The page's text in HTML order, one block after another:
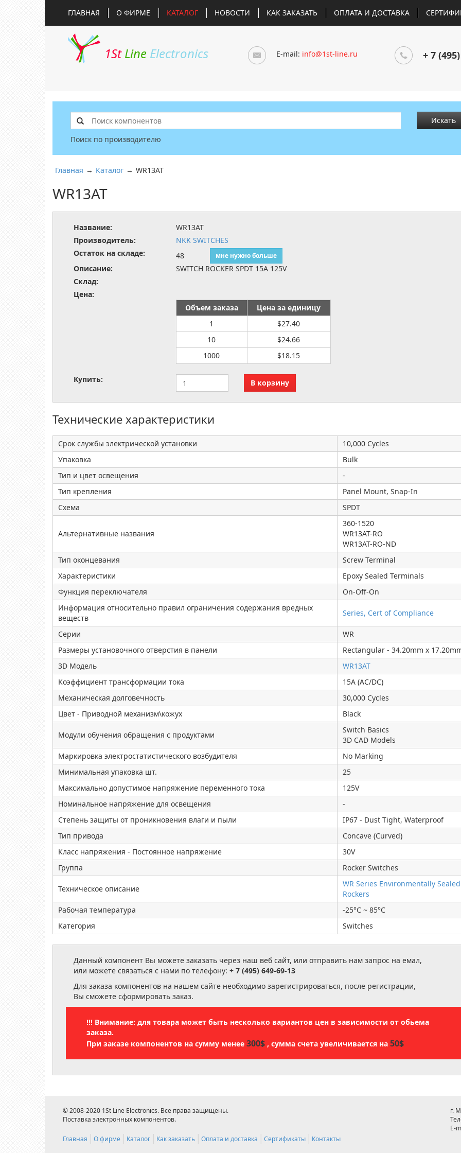
ГЛАВНАЯ О ФИРМЕ КАТАЛОГ НОВОСТИ КАК ЗАКАЗАТЬ ОПЛАТА И ДОСТАВКА
1St Line Electronics E-mail: info@1st-line.ru + 7
Искать
Поиск по производителю
Главная → Каталог → WR13AT
WR13AT
Название:
WR13AT
Производитель:
NKK SWITCHES
Остаток на складе:
48 мне нужно больше
Описание:
SWITCH ROCKER SPDT 15A 125V
Склад:
Цена:
Объем заказа
Цена за единицу
1
$27.40
10
$24.66
1000
$18.15
Купить:
Технические характеристики
Срок службы электрической установки
10,000 Cycles
Упаковка
Bulk
Тип и цвет освещения
-
Тип крепления
Panel Mount, Snap-In
Схема
SPDT
Альтернативные названия
360-1520
WR13AT-RO
WR13AT-RO-ND
Тип оконцевания
Screw Terminal
Характеристики
Epoxy Sealed Terminals
Функция переключателя
On-Off-On
Информация относительно правил ограничения содержания вредных
веществ
Series, Cert of Compliance
Серии
WR
Размеры установочного отверстия в панели
Rectangular - 34.20mm x
3D Модель
WR13AT
Коэффициент трансформации тока
15A (AC/DC)
Механическая долговечность
30,000 Cycles
Цвет - Приводной механизм\кожух
Black
Модули обучения обращения с продуктами
Switch Basics
3D CAD Models
Маркировка электростатистического возбудителя
No Marking
Минимальная упаковка шт.
25
Максимально допустимое напряжение переменного тока
125V
Номинальное напряжение для освещения
-
Степень защиты от проникновения влаги и пыли
IP67 - Dust Tight, Waterproof
Тип привода
Concave (Curved)
Класс напряжения - Постоянное напряжение
30V
Группа
Rocker Switches
Техническое описание
WR Series Environmentally Sealed
Rockers
Рабочая температура
-25°C ~ 85°C
Категория
Switches
Данный компонент Вы можете заказать через наш веб сайт, или отправить нам запрос на емал,
или можете связаться с нами по телефону: + 7 (495) 649-69-13
Для заказа компонентов на нашем сайте необходимо зарегистрироваться, после регистрации,
Вы сможете сформировать заказ.
!!! Внимание: для товара может быть несколько вариантов цен в зависимости от обьема
заказа.
При заказе компонентов на сумму менее 300$ , сумма счета увеличивается на 50$
© 2008-2020 1St Line Electronics. Все права защищены.
Поставка электронных компонентов.
Главная О фирме Каталог Как заказать Оплата и доставка Сертификаты Контакты
г.
E-